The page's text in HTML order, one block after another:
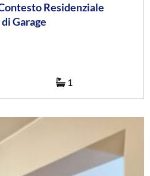
Residenziale
Garage
1